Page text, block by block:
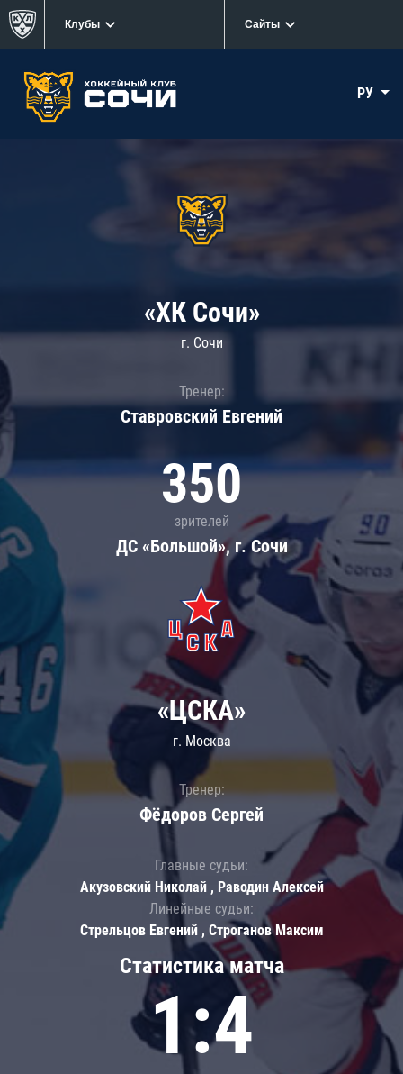
Клубы Сайты
РУ
«ХК Сочи»
г. Сочи
Тренер:
Ставровский Евгений
350
зрителей
ДС «Большой», г. Сочи
Статистика матча
1:4
«ЦСКА»
г. Москва
Тренер:
Фёдоров Сергей
Главные судьи:
Акузовский Николай , Раводин Алексей
Линейные судьи:
Стрельцов Евгений , Строганов Максим